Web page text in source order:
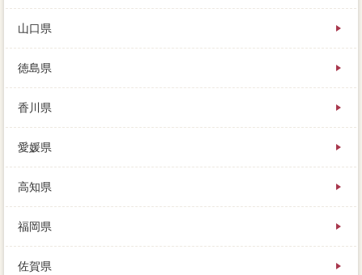
山口県
徳島県
香川県
愛媛県
高知県
福岡県
佐賀県